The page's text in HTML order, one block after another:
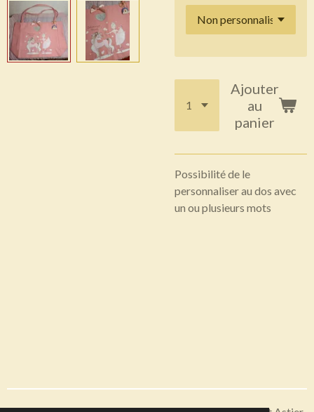
Ajouter
au
panier
Possibilité de le
personnaliser au dos avec
un ou plusieurs mots